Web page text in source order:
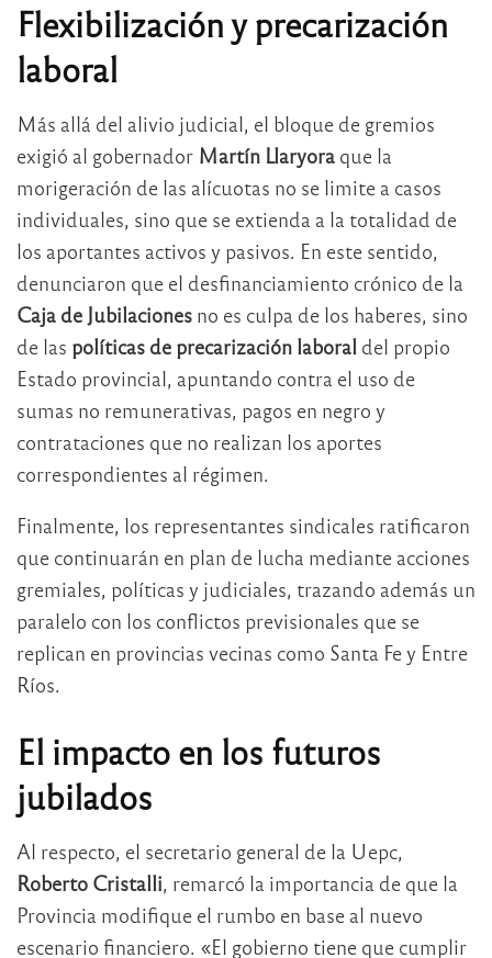
Flexibilización y precarización
laboral
Más allá del alivio judicial, el bloque de gremios
exigió al gobernador Martín Llaryora que la
morigeración de las alícuotas no se limite a casos
individuales, sino que se extienda a la totalidad de
los aportantes activos y pasivos. En este sentido,
denunciaron que el desfinanciamiento crónico de la
Caja de Jubilaciones no es culpa de los haberes, sino
de las políticas de precarización laboral del propio
Estado provincial, apuntando contra el uso de
sumas no remunerativas, pagos en negro y
contrataciones que no realizan los aportes
correspondientes al régimen.
Finalmente, los representantes sindicales ratificaron
que continuarán en plan de lucha mediante acciones
gremiales, políticas y judiciales, trazando además un
paralelo con los conflictos previsionales que se
replican en provincias vecinas como Santa Fe y Entre
Ríos.
El impacto en los futuros
jubilados
Al respecto, el secretario general de la Uepc,
Roberto Cristalli, remarcó la importancia de que la
Provincia modifique el rumbo en base al nuevo
escenario financiero. «El gobierno tiene que cumplir